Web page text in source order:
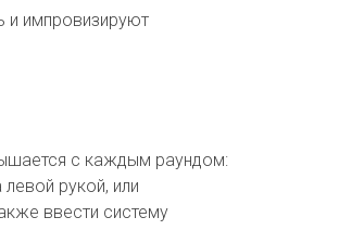
и импровизируют
с каждым раундом:
рукой, или
ввести систему